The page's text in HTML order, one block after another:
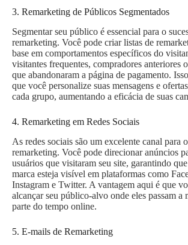
3. Remarketing de Públicos Segmentados
Segmentar seu público é essencial para o
remarketing. Você pode criar listas de
base em comportamentos específicos do
visitantes frequentes, compradores anteriores
que abandonaram a página de pagamento.
que você personalize suas mensagens e
cada grupo, aumentando a eficácia de suas
4. Remarketing em Redes Sociais
As redes sociais são um excelente canal para o
remarketing. Você pode direcionar anúncios
usuários que visitaram seu site, garantindo que
marca esteja visível em plataformas como
Instagram e Twitter. A vantagem aqui é que
alcançar seu público-alvo onde eles passam a
parte do tempo online.
5. E-mails de Remarketing